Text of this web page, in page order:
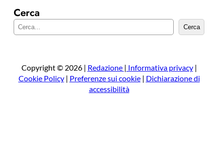
Cerca
e
a
Cerca
Copyright © 2026 | Redazione | Informativa privacy|
Cookie Policy| Preferenze sui cookie| Dichiarazione di
accessibilità